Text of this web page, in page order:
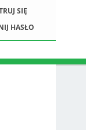
SIĘ
HASŁO